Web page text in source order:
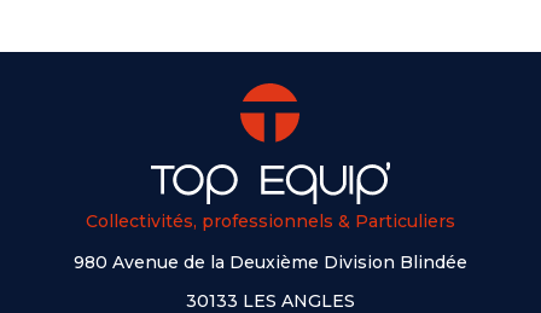
Collectivités, professionnels & Particuliers
980 Avenue de la Deuxième Division Blindée
30133 LES ANGLES